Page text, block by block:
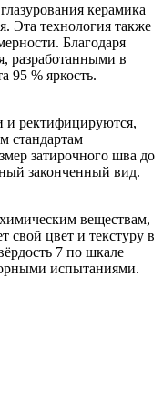
керамика
Эта технология также
Благодаря
разработанными в
95 % яркость.
и ректифицируются,
стандартам
затирочного шва до
законченный вид.
веществам,
свой цвет и текстуру в
7 по шкале
испытаниями.